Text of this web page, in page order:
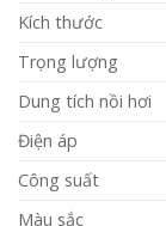
Kích thước
Trọng lượng
Dung tích nồi hơi
Điện áp
Công suất
Màu sắc